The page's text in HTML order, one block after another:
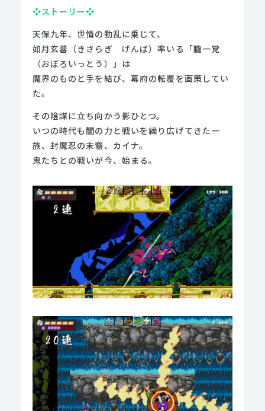
❖ストーリー❖
天保九年、世情の動乱に乗じて、
如月玄蕃（きさらぎ　げんば）率いる「朧一党
（おぼろいっとう）」は
魔界のものと手を結び、幕府の転覆を画策してい
た。
その陰謀に立ち向かう影ひとつ。
いつの時代も闇の力と戦いを繰り広げてきた一
族、封魔忍の末裔、カイナ。
鬼たちとの戦いが今、始まる。